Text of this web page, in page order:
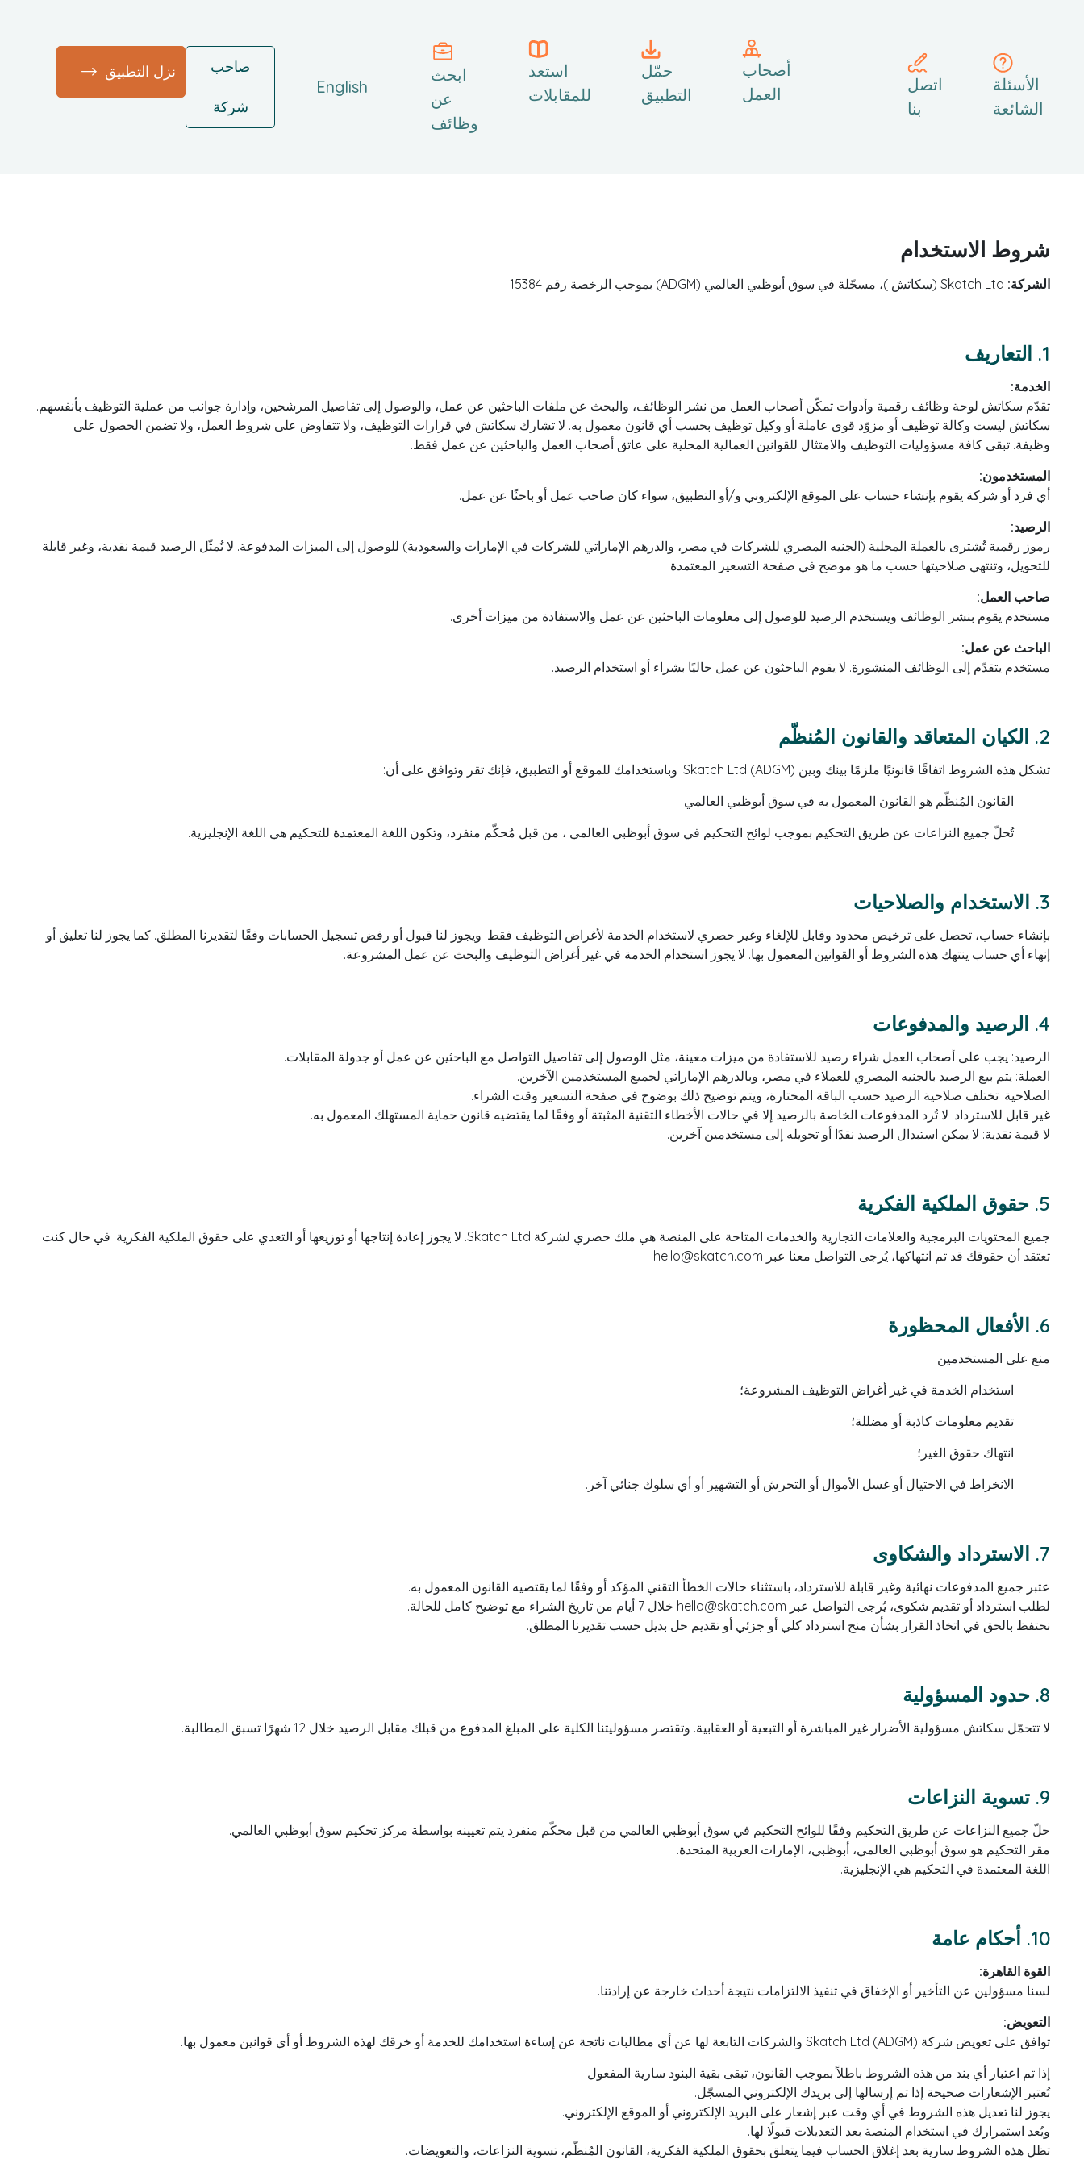
English
نزل التطبيق صاحب
شركة
ابحث
عن
وظائف
استعد
للمقابلات
حمّل
التطبيق
أصحاب
العمل
اتصل
بنا
الأسئلة
الشائعة
شروط الاستخدام
الشركة:
1. التعاريف
الخدمة:
تقدّم سكاتش لوحة وظائف رقمية وأدوات تمكّن أصحاب العمل من نشر الوظائف، والبحث عن ملفات الباحثين عن عمل، والوصول إلى تفاصيل المرشحين، وإدارة جوانب من عملية التوظيف بأنفسهم.
سكاتش ليست وكالة توظيف أو مزوّد قوى عاملة أو وكيل توظيف بحسب أي قانون معمول به. لا تشارك سكاتش في قرارات التوظيف، ولا تتفاوض على شروط العمل، ولا تضمن الحصول على
وظيفة. تبقى كافة مسؤوليات التوظيف والامتثال للقوانين العمالية المحلية على عاتق أصحاب العمل والباحثين عن عمل فقط.
المستخدمون:
أي فرد أو شركة يقوم بإنشاء حساب على الموقع الإلكتروني و/أو التطبيق، سواء كان صاحب عمل أو باحثًا عن عمل.
الرصيد:
رموز رقمية تُشترى بالعملة المحلية (الجنيه المصري للشركات في مصر، والدرهم الإماراتي للشركات في الإمارات والسعودية) للوصول إلى الميزات المدفوعة. لا تُمثّل الرصيد قيمة نقدية، وغير قابلة
للتحويل، وتنتهي صلاحيتها حسب ما هو موضح في صفحة التسعير المعتمدة.
صاحب العمل:
مستخدم يقوم بنشر الوظائف ويستخدم الرصيد للوصول إلى معلومات الباحثين عن عمل والاستفادة من ميزات أخرى.
الباحث عن عمل:
مستخدم يتقدّم إلى الوظائف المنشورة. لا يقوم الباحثون عن عمل حاليًا بشراء أو استخدام الرصيد.
2. الكيان المتعاقد والقانون المُنظّم
تشكل هذه الشروط اتفاقًا قانونيًا ملزمًا بينك وبين Skatch Ltd (ADGM). وباستخدامك للموقع أو التطبيق، فإنك تقر وتوافق على أن:
القانون المُنظّم هو القانون المعمول به في سوق أبوظبي العالمي
تُحلّ جميع النزاعات عن طريق التحكيم بموجب لوائح التحكيم في سوق أبوظبي العالمي ، من قبل مُحكّم منفرد، وتكون اللغة المعتمدة للتحكيم هي اللغة الإنجليزية.
3. الاستخدام والصلاحيات
بإنشاء حساب، تحصل على ترخيص محدود وقابل للإلغاء وغير حصري لاستخدام الخدمة لأغراض التوظيف فقط. ويجوز لنا قبول أو رفض تسجيل الحسابات وفقًا لتقديرنا المطلق. كما يجوز لنا تعليق أو
إنهاء أي حساب ينتهك هذه الشروط أو القوانين المعمول بها. لا يجوز استخدام الخدمة في غير أغراض التوظيف والبحث عن عمل المشروعة.
4. الرصيد والمدفوعات
الرصيد: يجب على أصحاب العمل شراء رصيد للاستفادة من ميزات معينة، مثل الوصول إلى تفاصيل التواصل مع الباحثين عن عمل أو جدولة المقابلات.
العملة: يتم بيع الرصيد بالجنيه المصري للعملاء في مصر، وبالدرهم الإماراتي لجميع المستخدمين الآخرين.
الصلاحية: تختلف صلاحية الرصيد حسب الباقة المختارة، ويتم توضيح ذلك بوضوح في صفحة التسعير وقت الشراء.
غير قابل للاسترداد: لا تُرد المدفوعات الخاصة بالرصيد إلا في حالات الأخطاء التقنية المثبتة أو وفقًا لما يقتضيه قانون حماية المستهلك المعمول به.
لا قيمة نقدية: لا يمكن استبدال الرصيد نقدًا أو تحويله إلى مستخدمين آخرين.
5. حقوق الملكية الفكرية
جميع المحتويات البرمجية والعلامات التجارية والخدمات المتاحة على المنصة هي ملك حصري لشركة Skatch Ltd. لا يجوز إعادة إنتاجها أو توزيعها أو التعدي على حقوق الملكية الفكرية. في حال كنت
تعتقد أن حقوقك قد تم انتهاكها، يُرجى التواصل معنا عبر hello@skatch.com
.
6. الأفعال المحظورة
منع على المستخدمين:
استخدام الخدمة في غير أغراض التوظيف المشروعة؛
تقديم معلومات كاذبة أو مضللة؛
انتهاك حقوق الغير؛
الانخراط في الاحتيال أو غسل الأموال أو التحرش أو التشهير أو أي سلوك جنائي آخر.
7. الاسترداد والشكاوى
عتبر جميع المدفوعات نهائية وغير قابلة للاسترداد، باستثناء حالات الخطأ التقني المؤكد أو وفقًا لما يقتضيه القانون المعمول به.
لطلب استرداد أو تقديم شكوى، يُرجى التواصل عبر hello@skatch.com خلال 7 أيام من تاريخ الشراء مع توضيح كامل للحالة.
نحتفظ بالحق في اتخاذ القرار بشأن منح استرداد كلي أو جزئي أو تقديم حل بديل حسب تقديرنا المطلق.
8. حدود المسؤولية
لا تتحمّل سكاتش مسؤولية الأضرار غير المباشرة أو التبعية أو العقابية. وتقتصر مسؤوليتنا الكلية على المبلغ المدفوع من قبلك مقابل الرصيد خلال 12 شهرًا تسبق المطالبة.
9. تسوية النزاعات
حلّ جميع النزاعات عن طريق التحكيم وفقًا للوائح التحكيم في سوق أبوظبي العالمي من قبل محكّم منفرد يتم تعيينه بواسطة مركز تحكيم سوق أبوظبي العالمي.
مقر التحكيم هو سوق أبوظبي العالمي، أبوظبي، الإمارات العربية المتحدة.
اللغة المعتمدة في التحكيم هي الإنجليزية.
10. أحكام عامة
القوة القاهرة:
لسنا مسؤولين عن التأخير أو الإخفاق في تنفيذ الالتزامات نتيجة أحداث خارجة عن إرادتنا.
التعويض:
توافق على تعويض شركة Skatch Ltd (ADGM) والشركات التابعة لها عن أي مطالبات ناتجة عن إساءة استخدامك للخدمة أو خرقك لهذه الشروط أو أي قوانين معمول بها.
إذا تم اعتبار أي بند من هذه الشروط باطلاً بموجب القانون، تبقى بقية البنود سارية المفعول.
تُعتبر الإشعارات صحيحة إذا تم إرسالها إلى بريدك الإلكتروني المسجّل.
يجوز لنا تعديل هذه الشروط في أي وقت عبر إشعار على البريد الإلكتروني أو الموقع الإلكتروني.
ويُعد استمرارك في استخدام المنصة بعد التعديلات قبولًا لها.
تظل هذه الشروط سارية بعد إغلاق الحساب فيما يتعلق بحقوق الملكية الفكرية، القانون المُنظّم، تسوية النزاعات، والتعويضات.